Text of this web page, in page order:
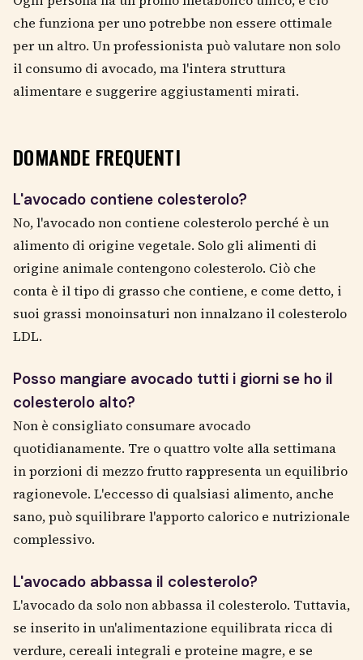
che funziona per uno potrebbe non essere ottimale
per un altro. Un professionista può valutare non solo
il consumo di avocado, ma l'intera struttura
alimentare e suggerire aggiustamenti mirati.
DOMANDE FREQUENTI
L'avocado contiene colesterolo?
No, l'avocado non contiene colesterolo perché è un
alimento di origine vegetale. Solo gli alimenti di
origine animale contengono colesterolo. Ciò che
conta è il tipo di grasso che contiene, e come detto, i
suoi grassi monoinsaturi non innalzano il colesterolo
LDL.
Posso mangiare avocado tutti i giorni se ho il
colesterolo alto?
Non è consigliato consumare avocado
quotidianamente. Tre o quattro volte alla settimana
in porzioni di mezzo frutto rappresenta un equilibrio
ragionevole. L'eccesso di qualsiasi alimento, anche
sano, può squilibrare l'apporto calorico e nutrizionale
complessivo.
L'avocado abbassa il colesterolo?
L'avocado da solo non abbassa il colesterolo. Tuttavia,
se inserito in un'alimentazione equilibrata ricca di
verdure, cereali integrali e proteine magre, e se